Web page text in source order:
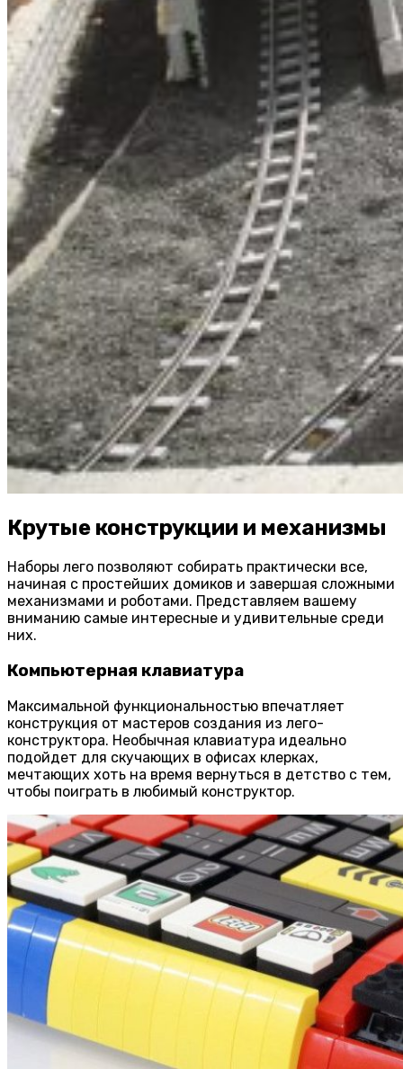
Крутые конструкции и механизмы
Наборы лего позволяют собирать практически все,
начиная с простейших домиков и завершая сложными
механизмами и роботами. Представляем вашему
вниманию самые интересные и удивительные среди
них.
Компьютерная клавиатура
Максимальной функциональностью впечатляет
конструкция от мастеров создания из лего-
конструктора. Необычная клавиатура идеально
подойдет для скучающих в офисах клерках,
мечтающих хоть на время вернуться в детство с тем,
чтобы поиграть в любимый конструктор.